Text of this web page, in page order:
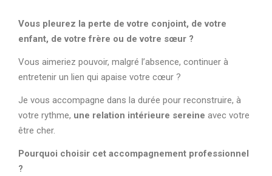
Vous pleurez la perte de votre conjoint, de votre
enfant, de votre frère ou de votre sœur ?
Vous aimeriez pouvoir, malgré l’absence, continuer à
entretenir un lien qui apaise votre cœur ?
Je vous accompagne dans la durée pour reconstruire, à
votre rythme, une relation intérieure sereine avec votre
être cher.
Pourquoi choisir cet accompagnement professionnel
?